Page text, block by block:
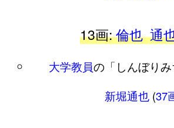
13画:倫也 通
大学教員の「しんぼり
新堀通也 (37